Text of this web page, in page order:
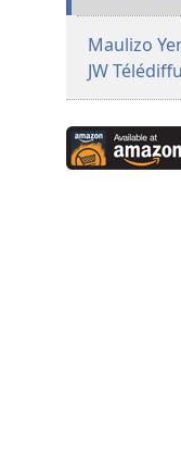
Maulizo
JW
Available
at